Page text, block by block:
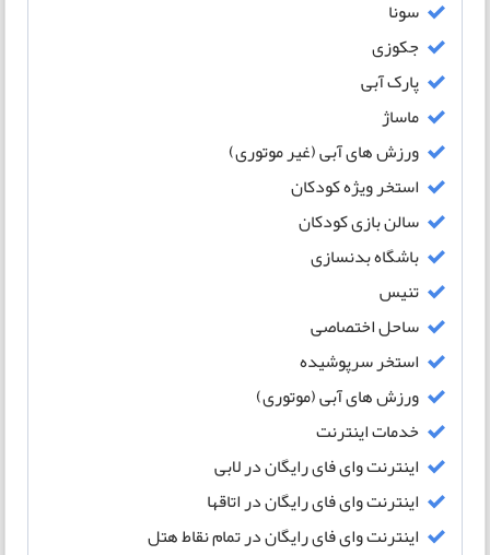
سونا
جکوزی
پارک آبی
ماساژ
ورزش های آبی (غیر موتوری)
استخر ویژه کودکان
سالن بازی کودکان
باشگاه بدنسازی
تنیس
ساحل اختصاصی
استخر سرپوشیده
ورزش های آبی (موتوری)
خدمات اینترنت
اینترنت وای فای رایگان در لابی
اینترنت وای فای رایگان در اتاقها
اینترنت وای فای رایگان در تمام نقاط هتل